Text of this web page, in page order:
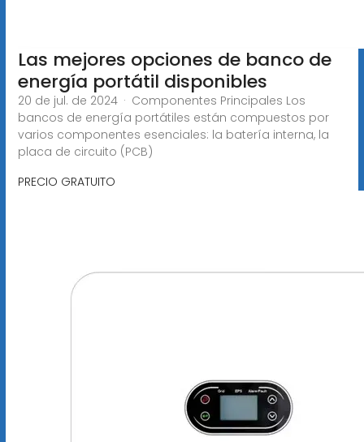
Las mejores opciones de banco de
energía portátil disponibles
20 de jul. de 2024 · Componentes Principales Los
bancos de energía portátiles están compuestos por
varios componentes esenciales: la batería interna, la
placa de circuito (PCB)
PRECIO GRATUITO